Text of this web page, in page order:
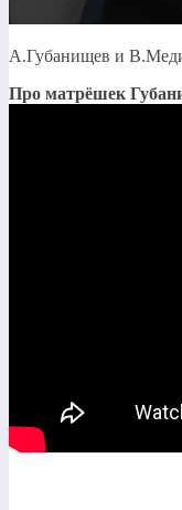
А.Губанищев и
Про матрёшек